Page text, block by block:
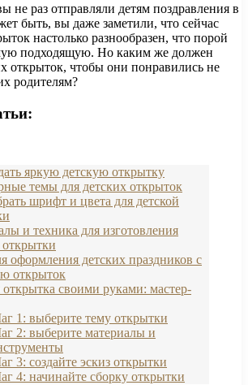
не раз отправляли детям поздравления в
быть, вы даже заметили, что сейчас
настолько разнообразен, что порой
подходящую. Но каким же должен
открыток, чтобы они понравились не
родителям?
яркую детскую открытку
темы для детских открыток
шрифт и цвета для детской
и техника для изготовления
открытки
оформления детских праздников с
открыток
открытка своими руками: мастер-
1: выберите тему открытки
2: выберите материалы и
3: создайте эскиз открытки
4: начинайте сборку открытки